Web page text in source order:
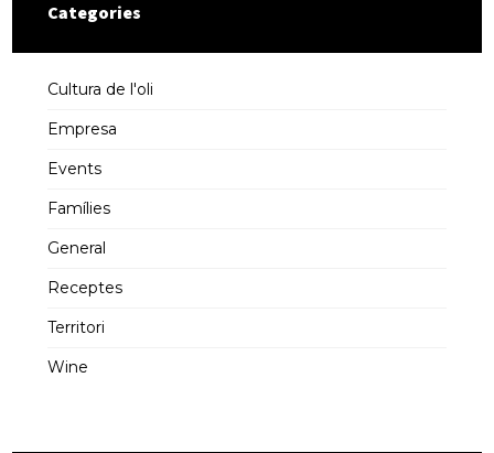
Categories
Cultura de l'oli
Empresa
Events
Famílies
General
Receptes
Territori
Wine